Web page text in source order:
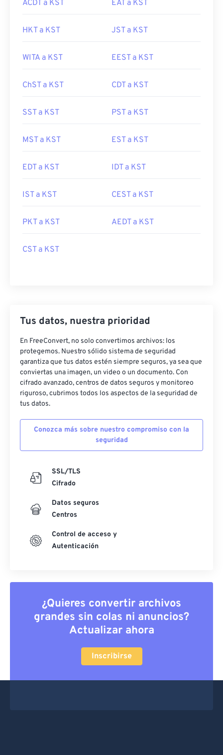
ACDT a KST EAT a KST
HKT a KST JST a KST
WITA a KST EEST a KST
ChST a KST CDT a KST
SST a KST PST a KST
MST a KST EST a KST
EDT a KST IDT a KST
IST a KST CEST a KST
PKT a KST AEDT a KST
CST a KST
Tus datos, nuestra prioridad
En FreeConvert, no solo convertimos archivos: los
protegemos. Nuestro sólido sistema de seguridad
garantiza que tus datos estén siempre seguros, ya sea que
conviertas una imagen, un video o un documento. Con
cifrado avanzado, centros de datos seguros y monitoreo
riguroso, cubrimos todos los aspectos de la seguridad de
tus datos.
Conozca más sobre nuestro compromiso con la
seguridad
SSL/TLS
Cifrado
Datos seguros
Centros
Control de acceso y
Autenticación
¿Quieres convertir archivos
grandes sin colas ni anuncios?
Actualizar ahora
Inscribirse